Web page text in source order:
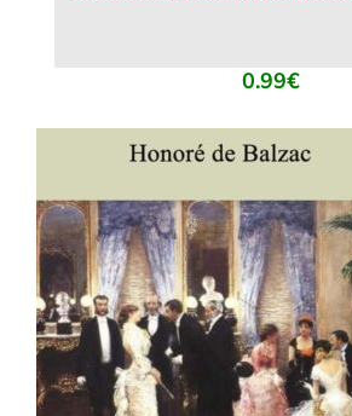
0.99€
AJOUTER AU PANIER / DÉTAILS